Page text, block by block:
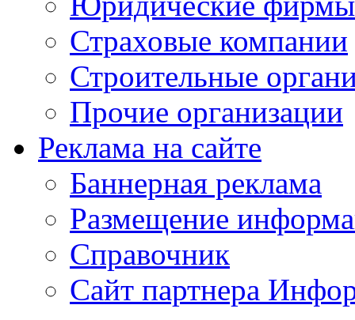
Страховые компании
Строительные
Прочие организации
Реклама на сайте
Баннерная реклама
Размещение
Справочник
Сайт партнера